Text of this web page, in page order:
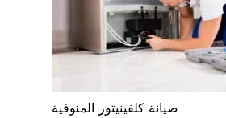
صيانة كلفينيتور المنوفية